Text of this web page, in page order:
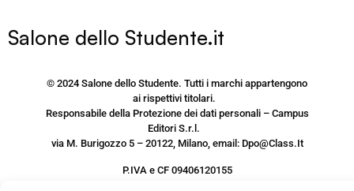
Salone dello Studente.it
© 2024 Salone dello Studente. Tutti i marchi appartengono
ai rispettivi titolari.
Responsabile della Protezione dei dati personali – Campus
Editori S.r.l.
via M. Burigozzo 5 – 20122, Milano, email: Dpo@Class.It
P.IVA e CF 09406120155